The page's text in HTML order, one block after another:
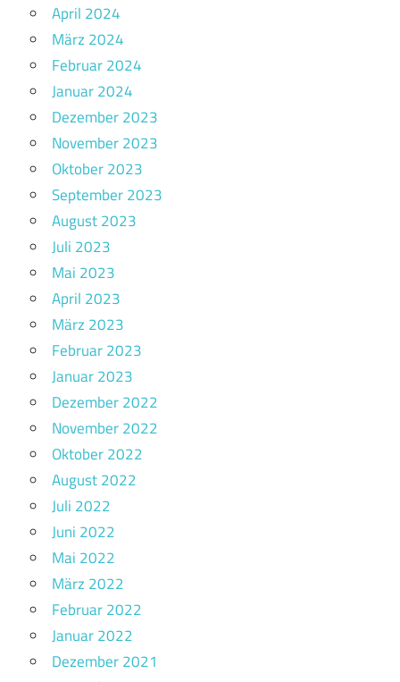
April 2024
März 2024
Februar 2024
Januar 2024
Dezember 2023
November 2023
Oktober 2023
September 2023
August 2023
Juli 2023
Mai 2023
April 2023
März 2023
Februar 2023
Januar 2023
Dezember 2022
November 2022
Oktober 2022
August 2022
Juli 2022
Juni 2022
Mai 2022
März 2022
Februar 2022
Januar 2022
Dezember 2021